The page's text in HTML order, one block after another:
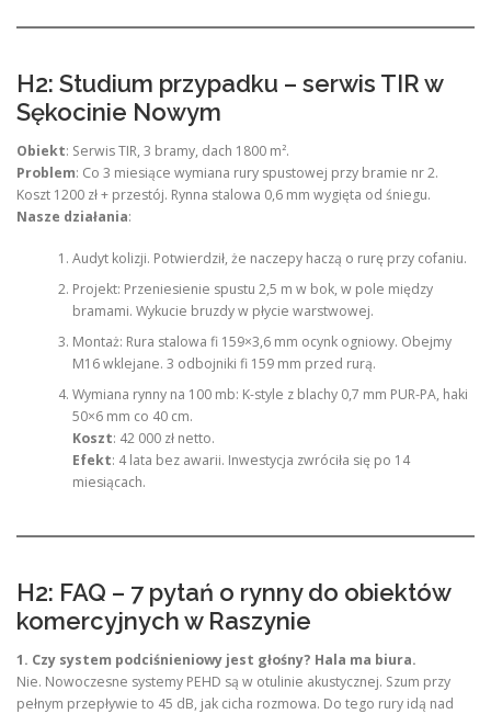
H2: Studium przypadku – serwis TIR w
Sękocinie Nowym
Obiekt: Serwis TIR, 3 bramy, dach 1800 m².
Problem: Co 3 miesiące wymiana rury spustowej przy bramie nr 2.
Koszt 1200 zł + przestój. Rynna stalowa 0,6 mm wygięta od śniegu.
Nasze działania:
Audyt kolizji. Potwierdził, że naczepy haczą o rurę przy cofaniu.
Projekt: Przeniesienie spustu 2,5 m w bok, w pole między
bramami. Wykucie bruzdy w płycie warstwowej.
Montaż: Rura stalowa fi 159×3,6 mm ocynk ogniowy. Obejmy
M16 wklejane. 3 odbojniki fi 159 mm przed rurą.
Wymiana rynny na 100 mb: K-style z blachy 0,7 mm PUR-PA, haki
50×6 mm co 40 cm.
Koszt: 42 000 zł netto.
Efekt: 4 lata bez awarii. Inwestycja zwróciła się po 14
miesiącach.
H2: FAQ – 7 pytań o rynny do obiektów
komercyjnych w Raszynie
1. Czy system podciśnieniowy jest głośny? Hala ma biura.
Nie. Nowoczesne systemy PEHD są w otulinie akustycznej. Szum przy
pełnym przepływie to 45 dB, jak cicha rozmowa. Do tego rury idą nad